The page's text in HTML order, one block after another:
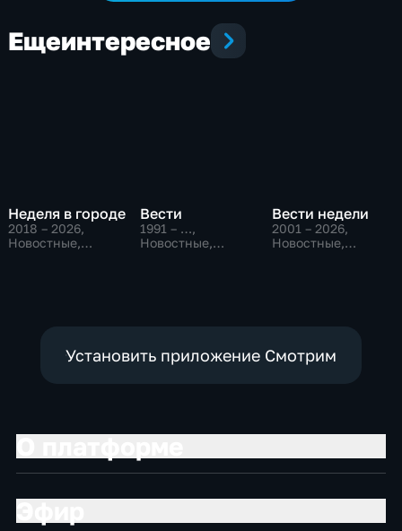
Ещеинтересное
Неделя в городе
2018 – 2026,
Новостные,
Вести
1991 – …,
Новостные,
Вести недели
2001 – 2026,
Новостные,
Установить приложение Смотрим